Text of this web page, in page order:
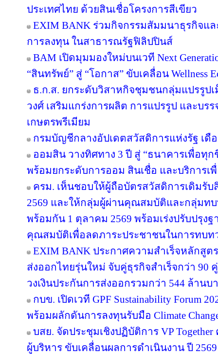
ประเทศไทย ด้วยสินเชื่อโครงการสีเขียว
EXIM BANK ร่วมกิจกรรมสัมมนาธุรกิจแ
การลงทุน ในสาธารณรัฐฟิลิปปินส์
BAM เปิดมุมมองใหม่บนเวที Next
“สินทรัพย์” สู่ “โอกาส” ขับเคลื่อน Wellness
ธ.ก.ส. ยกระดับวิสาหกิจชุมชนกลุ่มแปรรูป
วงศ์ เสริมแกร่งการผลิต การแปรรูป และบ
เกษตรพรีเมียม
กรมบัญชีกลางอัปเดตสวัสดิการแห่งรัฐ เดื
ออมสิน วางทิศทาง 3 ปี สู่ “ธนาคารเพื่อทุ
พร้อมยกระดับการออม สินเชื่อ และบริการเ
ครม. เห็นชอบให้ผู้ถือบัตรสวัสดิการเดิมรับ
2569 และให้กลุ่มผู้ผ่านคุณสมบัติและกลุ่มท
พร้อมกัน 1 ตุลาคม 2569 พร้อมเร่งปรับปรุง
คุณสมบัติเพื่อลดภาระประชาชนในการทบท
EXIM BANK ประกาศความสำเร็จหลักสู
ส่งออกไทยรุ่นใหม่ จับคู่ธุรกิจสำเร็จกว่า 90
วงเงินประกันการส่งออกรวมกว่า 544 ล้านบ
กบข. เปิดเวที GPF Sustainability Forum
พร้อมผลักดันการลงทุนรับมือ Climate
บสย. จัดประชุมเชิงปฏิบัติการ VP
ผู้บริหาร ขับเคลื่อนผลการดำเนินงาน ปี 2569